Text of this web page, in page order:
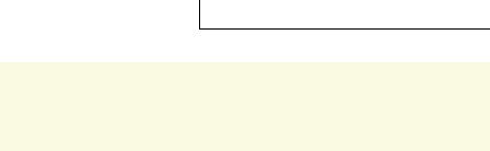
sauve vos tartines !